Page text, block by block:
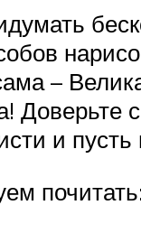
–
Доверьте
и